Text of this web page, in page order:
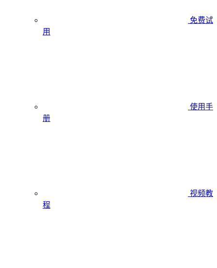
免费试
用
使用手
册
视频教
程